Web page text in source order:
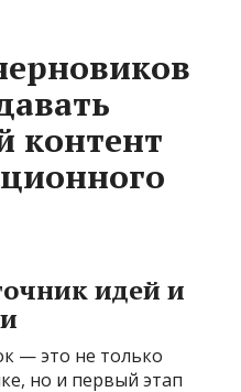
контент
идей и
— это не только
но и первый этап